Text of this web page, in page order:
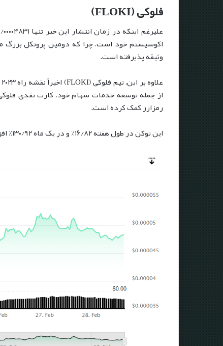
فلوکی (FLOKI)
وثیقه پذیرفته است.
رمزارز کمک کرده است.
این توکن در طول هفته ۱۶/۸۲٪ و در یک ماه ۱۳۰/۹۲٪ افزایش قیمت پیدا کرد.